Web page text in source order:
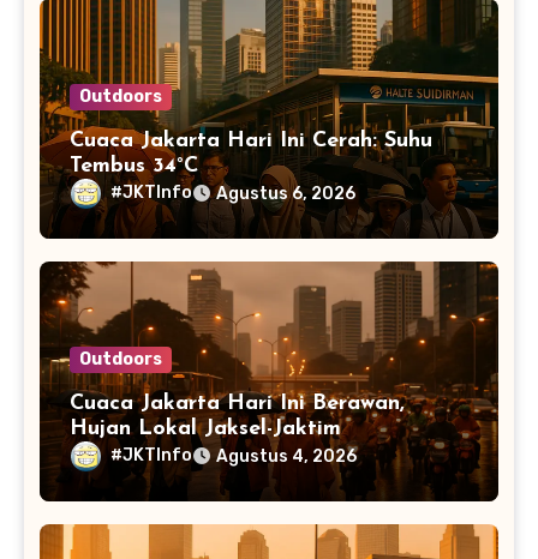
Outdoors
Cuaca Jakarta Hari Ini Cerah: Suhu
Tembus 34°C
#JKTInfo Agustus 6, 2026
Outdoors
Cuaca Jakarta Hari Ini Berawan,
Hujan Lokal Jaksel-Jaktim
#JKTInfo Agustus 4, 2026